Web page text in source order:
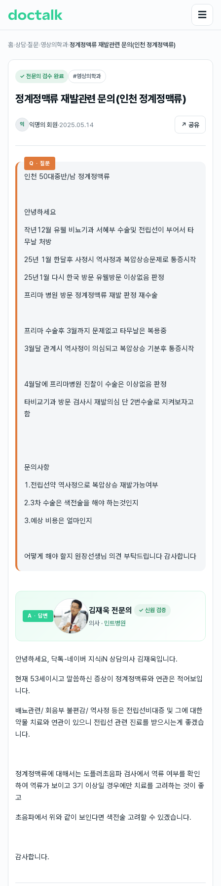
☰
홈›상담·질문›영상의학과›정계정맥류 재발관련 문의(인천 정계정맥류)
✓ 전문의 검수 완료 #영상의학과
정계정맥류 재발관련 문의(인천 정계정맥류)
익 익명의 회원·2025.05.14 ↗ 공유
Q · 질문
인천 50대중반/남 정계정맥류
안녕하세요
작년12월 유웰 비뇨기과 서혜부 수술및 전립선이 부어서 타
무날 처방
25년 1월 한달후 사정시 역사정과 복압상승문제로 통증시작
25년1월 다시 한국 방문 유웰방문 이상없음 판정
프리마 병원 방문 정계정맥류 재발 판정 재수술
프리마 수술후 3월까지 문제없고 타무날은 복용중
3월달 관계시 역사정이 의심되고 복압상승 기분후 통증시작
4월달에 프리마병원 진찰이 수술은 이상없음 판정
타비교기과 방문 검사시 재발의심 단 2번수술로 지켜보자고
함
문의사항
1.전립선약 역사정으로 복압상승 재발가능여부
2.3차 수술은 색전술을 해야 하는것인지
3.예상 비용은 얼마인지
어떻게 해야 할지 원장선생님 의견 부탁드립니다 감사합니다
김재욱 전문의 ✓ 신원 검증
의사 · 민트병원
A · 답변
안녕하세요, 닥톡-네이버 지식iN 상담의사 김재욱입니다.
현재 53세이시고 말씀하신 증상이 정계정맥류와 연관은 적어보입
니다.
배뇨관련/ 회음부 불편감/ 역사정 등은 전립선비대증 및 그에 대한
약물 치료와 연관이 있으니 전립선 관련 진료를 받으시는게 좋겠습
니다.
정계정맥류에 대해서는 도플러초음파 검사에서 역류 여부를 확인
하여 역류가 보이고 3기 이상일 경우에만 치료를 고려하는 것이 좋
고
초음파에서 위와 같이 보인다면 색전술 고려할 수 있겠습니다.
감사합니다.